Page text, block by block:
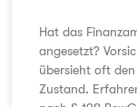
Hat das
angesetzt?
übersieht oft
Zustand.